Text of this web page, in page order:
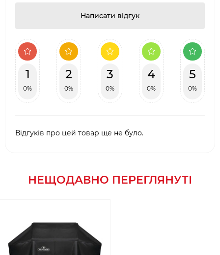
Написати відгук
1
0%
2
0%
3
0%
4
0%
5
0%
Відгуків про цей товар ще не було.
НЕЩОДАВНО ПЕРЕГЛЯНУТІ